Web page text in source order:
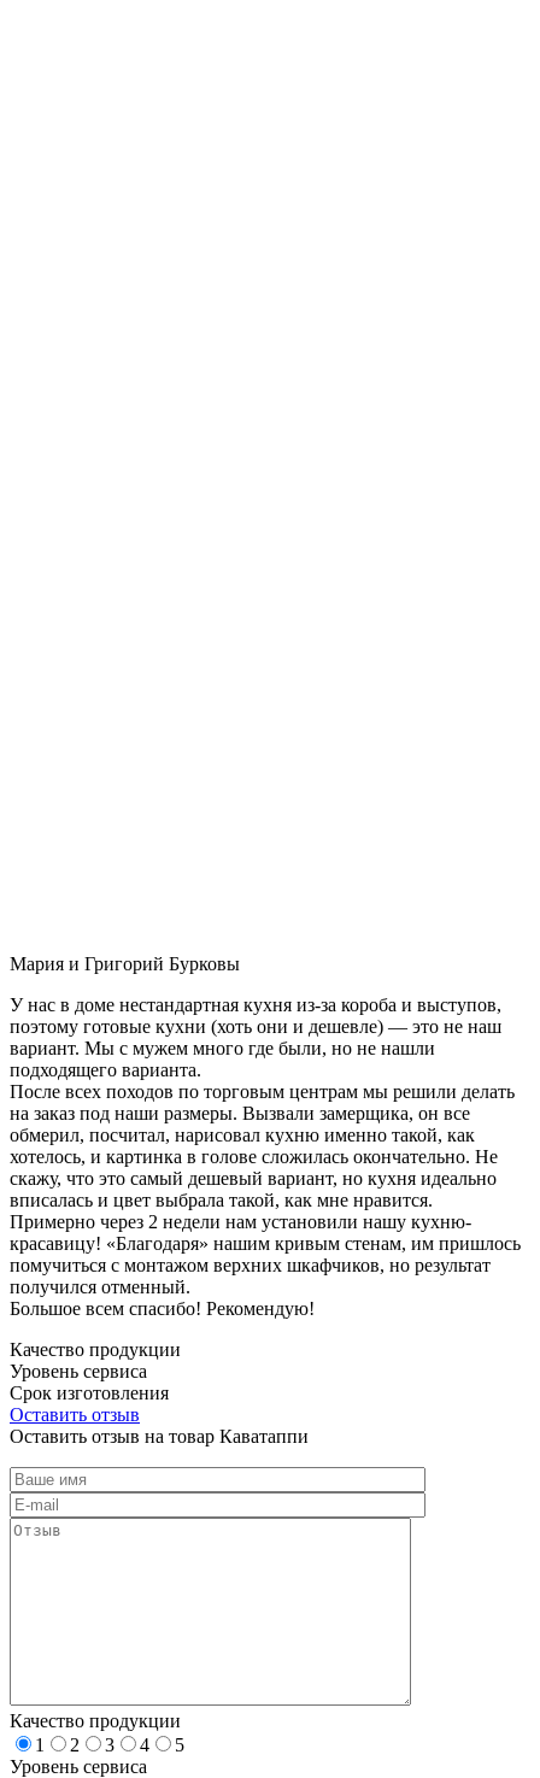
Мария и Григорий Бурковы
У нас в доме нестандартная кухня из-за короба и выступов,
поэтому готовые кухни (хоть они и дешевле) — это не наш
вариант. Мы с мужем много где были, но не нашли
подходящего варианта.
После всех походов по торговым центрам мы решили делать
на заказ под наши размеры. Вызвали замерщика, он все
обмерил, посчитал, нарисовал кухню именно такой, как
хотелось, и картинка в голове сложилась окончательно. Не
скажу, что это самый дешевый вариант, но кухня идеально
вписалась и цвет выбрала такой, как мне нравится.
Примерно через 2 недели нам установили нашу кухню-
красавицу! «Благодаря» нашим кривым стенам, им пришлось
помучиться с монтажом верхних шкафчиков, но результат
получился отменный.
Большое всем спасибо! Рекомендую!
Качество продукции
Уровень сервиса
Срок изготовления
Оставить отзыв
Оставить отзыв на товар Каватаппи
Качество продукции
1
2 3 4
5
Уровень сервиса